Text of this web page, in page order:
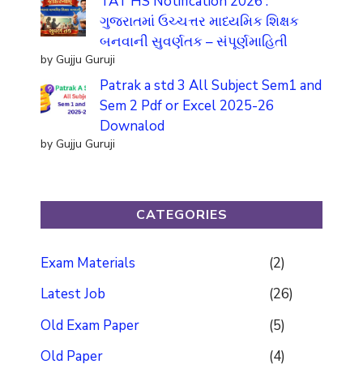
ગુજરાતમાં ઉચ્ચત્તર માધ્યમિક શિક્ષક
બનવાની સુવર્ણતક – સંપૂર્ણમાહિતી
by Gujju Guruji
Patrak a std 3 All Subject Sem1 and
Sem 2 Pdf or Excel 2025-26
Downalod
by Gujju Guruji
CATEGORIES
Exam Materials
(2)
Latest Job
(26)
Old Exam Paper
(5)
Old Paper
(4)